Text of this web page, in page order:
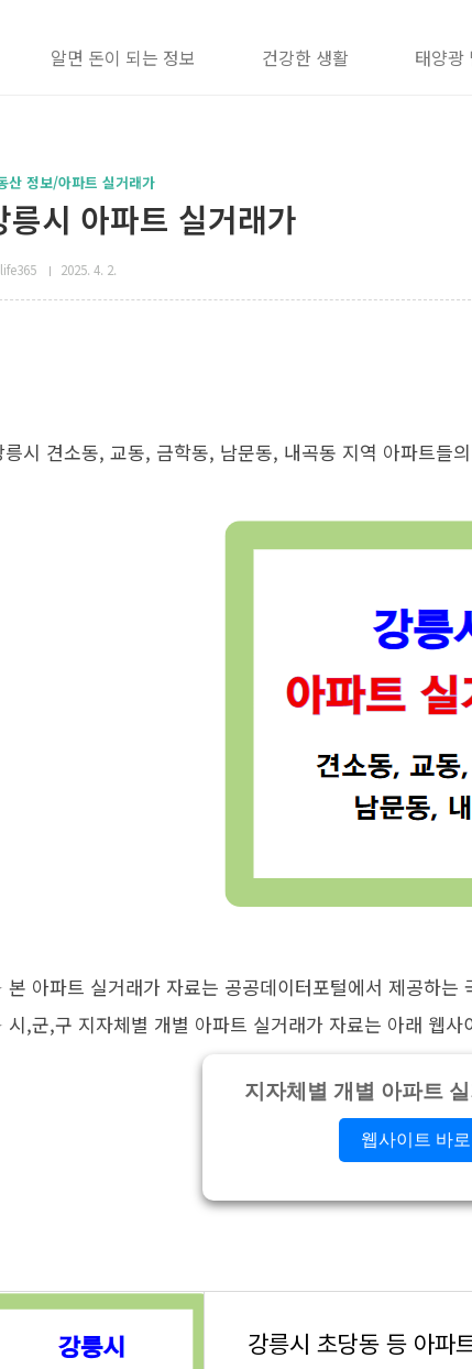
알면 돈이 되는 정보 건강한 생활 태양광
산 정보/아파트 실거래가
릉시 아파트 실거래가
2025. 4. 2.
릉시 견소동, 교동, 금학동, 남문동, 내곡동 지역 아파트들
아파트 실거래가 자료는 공공데이터포털에서 제공하는
,군,구 지자체별 개별 아파트 실거래가 자료는 아래 웹사
지자체별 개별 아파트
웹사이트 바로
강릉시 초당동 등 아파